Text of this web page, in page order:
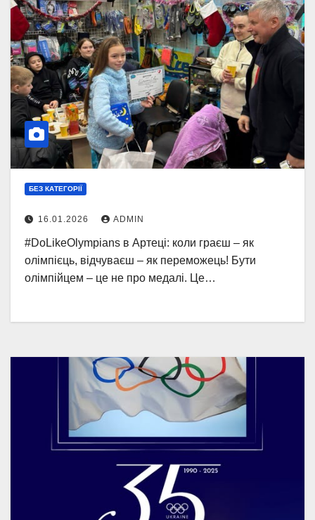
БЕЗ КАТЕГОРІЇ
16.01.2026 ADMIN
#DoLikeOlympians в Артеці: коли граєш – як
олімпієць, відчуваєш – як переможець! Бути
олімпійцем – це не про медалі. Це…